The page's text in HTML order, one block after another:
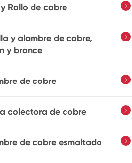
Rollo de cobre 
y alambre de cobre,
y bronce

de cobre 
colectora de cobre 
de cobre esmaltado 